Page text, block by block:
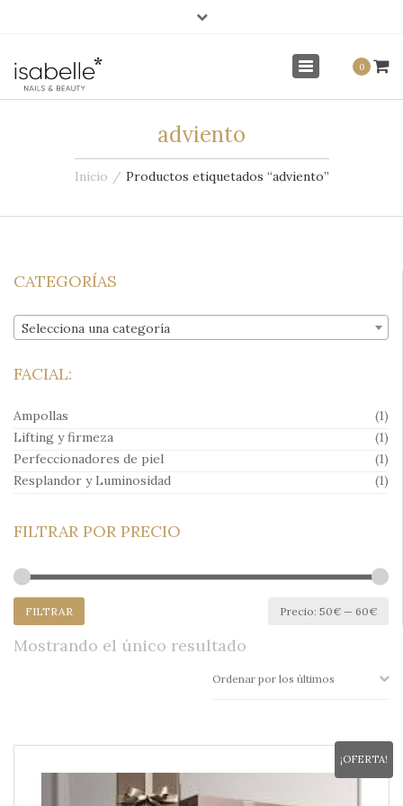
0
Toggle
navigation
adviento
Inicio Productos etiquetados “adviento”
CATEGORÍAS
Selecciona una categoría
FACIAL:
Ampollas
(1)
Lifting y firmeza
(1)
Perfeccionadores de piel
(1)
Resplandor y Luminosidad
(1)
FILTRAR POR PRECIO
FILTRAR Precio: 50€ — 60€
Mostrando el único resultado
¡OFERTA!